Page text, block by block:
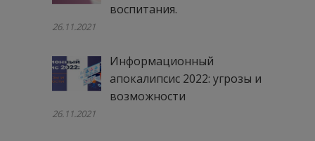
воспитания.
26.11.2021
Информационный
апокалипсис 2022: угрозы и
возможности
26.11.2021